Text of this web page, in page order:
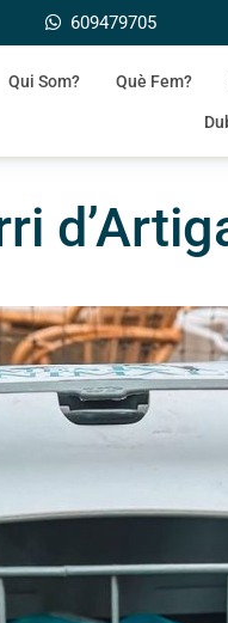
609479705
Qui Som? Què Fem?